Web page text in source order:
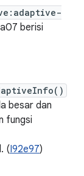
berisi
besar dan
fungsi
(I92e97)